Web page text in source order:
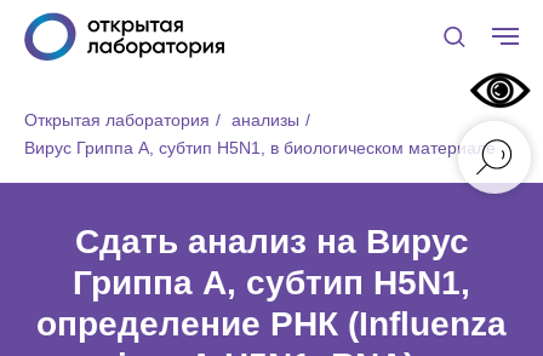
Открытая лаборатория / анализы /
Вирус Гриппа А, субтип H5N1, в биологическом материале
Сдать анализ на Вирус
Гриппа А, субтип H5N1,
определение РНК (Influenza